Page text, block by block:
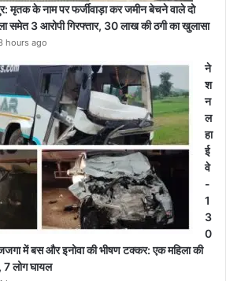
मृतक के नाम पर फर्जीवाड़ा कर जमीन बेचने वाले दो
समेत 3 आरोपी गिरफ्तार, 30 लाख की ठगी का खुलासा
hours ago
ने
श
न
ल
हा
ई
वे
-
1
3
0
में बस और इनोवा की भीषण टक्कर: एक महिला की
7 लोग घायल